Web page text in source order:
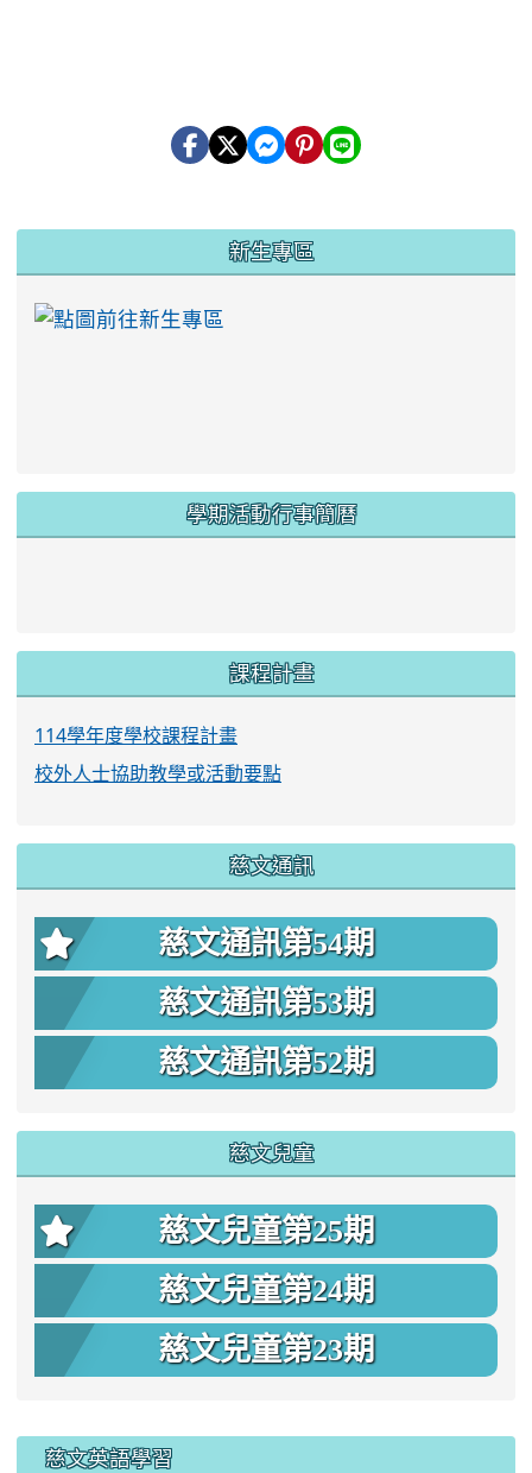
新生專區
學期活動行事簡曆
課程計畫
114學年度學校課程計畫
校外人士協助教學或活動要點
慈文通訊
慈文通訊第54期
慈文通訊第53期
慈文通訊第52期
慈文兒童
慈文兒童第25期
慈文兒童第24期
慈文兒童第23期
慈文英語學習